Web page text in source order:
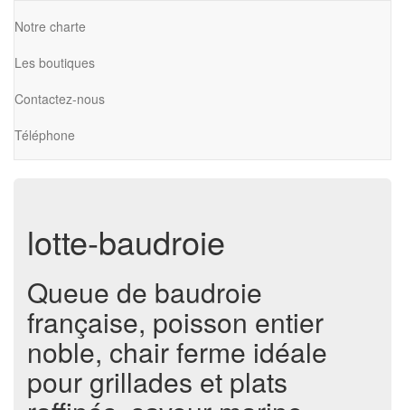
Notre charte
Les boutiques
Contactez-nous
Téléphone
lotte-baudroie
Queue de baudroie
française, poisson entier
noble, chair ferme idéale
pour grillades et plats